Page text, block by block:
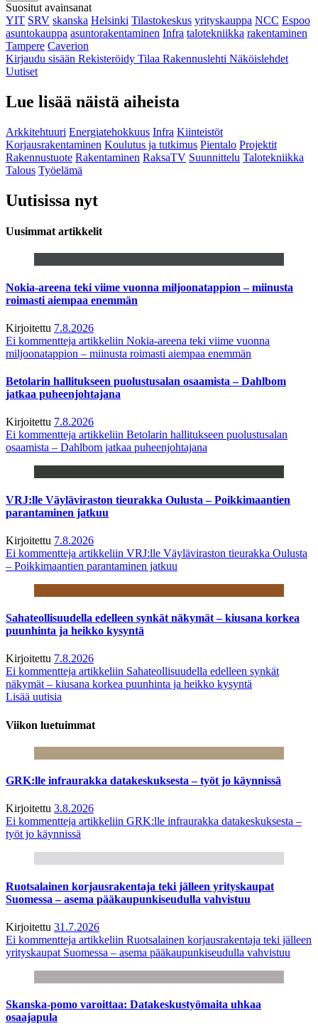
Suositut avainsanat
YIT SRV skanska Helsinki Tilastokeskus yrityskauppa NCC Espoo
asuntokauppa asuntorakentaminen Infra talotekniikka rakentaminen
Tampere Caverion
Kirjaudu sisään Rekisteröidy Tilaa Rakennuslehti Näköislehdet
Uutiset
Lue lisää näistä aiheista
Arkkitehtuuri Energiatehokkuus Infra Kiinteistöt
Korjausrakentaminen Koulutus ja tutkimus Pientalo Projektit
Rakennustuote Rakentaminen RaksaTV Suunnittelu Talotekniikka
Talous Työelämä
Uutisissa nyt
Uusimmat artikkelit
Nokia-areena teki viime vuonna miljoonatappion – miinusta
roimasti aiempaa enemmän
Kirjoitettu 7.8.2026
Ei kommentteja artikkeliin Nokia-areena teki viime vuonna
miljoonatappion – miinusta roimasti aiempaa enemmän
Betolarin hallitukseen puolustusalan osaamista – Dahlbom
jatkaa puheenjohtajana
Kirjoitettu 7.8.2026
Ei kommentteja artikkeliin Betolarin hallitukseen puolustusalan
osaamista – Dahlbom jatkaa puheenjohtajana
VRJ:lle Väyläviraston tieurakka Oulusta – Poikkimaantien
parantaminen jatkuu
Kirjoitettu 7.8.2026
Ei kommentteja artikkeliin VRJ:lle Väyläviraston tieurakka Oulusta
– Poikkimaantien parantaminen jatkuu
Sahateollisuudella edelleen synkät näkymät – kiusana korkea
puunhinta ja heikko kysyntä
Kirjoitettu 7.8.2026
Ei kommentteja artikkeliin Sahateollisuudella edelleen synkät
näkymät – kiusana korkea puunhinta ja heikko kysyntä
Lisää uutisia
Viikon luetuimmat
GRK:lle infraurakka datakeskuksesta – työt jo käynnissä
Kirjoitettu 3.8.2026
Ei kommentteja artikkeliin GRK:lle infraurakka datakeskuksesta –
työt jo käynnissä
Ruotsalainen korjausrakentaja teki jälleen yrityskaupat
Suomessa – asema pääkaupunkiseudulla vahvistuu
Kirjoitettu 31.7.2026
Ei kommentteja artikkeliin Ruotsalainen korjausrakentaja teki jälleen
yrityskaupat Suomessa – asema pääkaupunkiseudulla vahvistuu
Skanska-pomo varoittaa: Datakeskustyömaita uhkaa
osaajapula